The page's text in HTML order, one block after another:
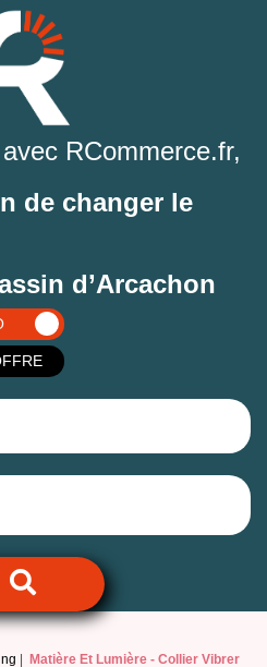
RCommerce.fr,
de changer le
d’Arcachon
Matière Et Lumière -Collier Vibrer